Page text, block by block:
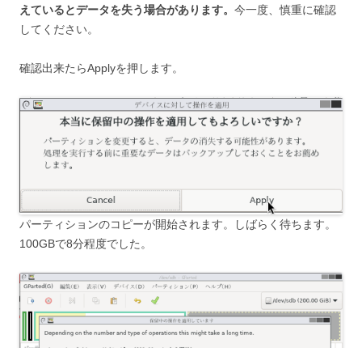
えているとデータを失う場合があります。 今一度、慎重に確認
してください。
確認出来たらApplyを押します。
パーティションのコピーが開始されます。しばらく待ちます。
100GBで8分程度でした。